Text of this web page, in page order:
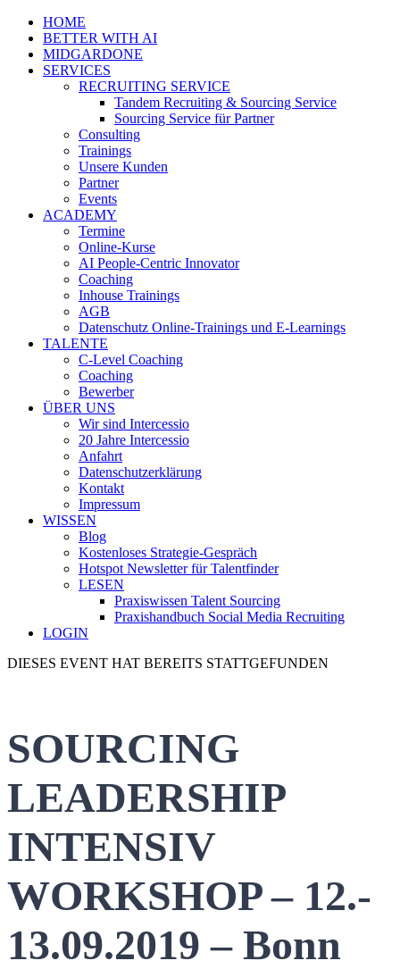
HOME
BETTER WITH AI
MIDGARDONE
SERVICES
RECRUITING SERVICE
Tandem Recruiting & Sourcing Service
Sourcing Service für Partner
Consulting
Trainings
Unsere Kunden
Partner
Events
ACADEMY
Termine
Online-Kurse
AI People-Centric Innovator
Coaching
Inhouse Trainings
AGB
Datenschutz Online-Trainings und E-Learnings
TALENTE
C-Level Coaching
Coaching
Bewerber
ÜBER UNS
Wir sind Intercessio
20 Jahre Intercessio
Anfahrt
Datenschutzerklärung
Kontakt
Impressum
WISSEN
Blog
Kostenloses Strategie-Gespräch
Hotspot Newsletter für Talentfinder
LESEN
Praxiswissen Talent Sourcing
Praxishandbuch Social Media Recruiting
LOGIN
DIESES EVENT HAT BEREITS STATTGEFUNDEN
SOURCING
LEADERSHIP
INTENSIV
WORKSHOP – 12.-
13.09.2019 – Bonn